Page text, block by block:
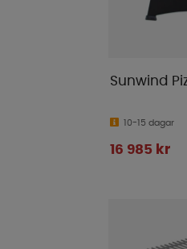
Sunwind
10-15 dagar
16 985 kr